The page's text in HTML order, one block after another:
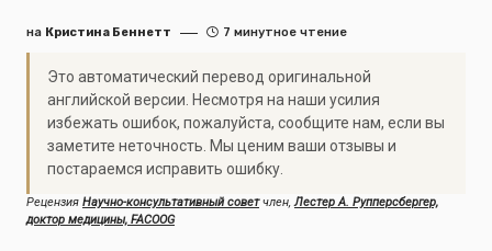
на Кристина Беннетт 7 минутное чтение
Это автоматический перевод оригинальной
английской версии. Несмотря на наши усилия
избежать ошибок, пожалуйста, сообщите нам, если вы
заметите неточность. Мы ценим ваши отзывы и
постараемся исправить ошибку.
Рецензия Научно-консультативный советчлен,Лестер А. Рупперсбергер,
доктор медицины, FACOOG